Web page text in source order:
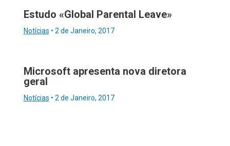
Estudo «Global Parental Leave»
Notícias • 2 de Janeiro, 2017
Microsoft apresenta nova diretora
geral
Notícias • 2 de Janeiro, 2017